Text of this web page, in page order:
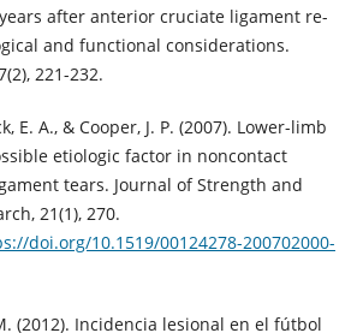
after anterior cruciate ligament re-
and functional considerations.
221-232.
E. A., & Cooper, J. P. (2007). Lower-limb
etiologic factor in noncontact
tears. Journal of Strength and
21(1), 270.
doi.org/10.1519/00124278-200702000-
(2012). Incidencia lesional en el fútbol